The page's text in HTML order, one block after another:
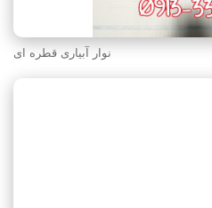
نوار آبیاری قطره ای